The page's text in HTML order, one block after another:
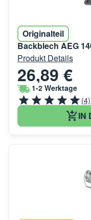
Originalteil
Backblech AEG
Produkt Details
26,89 €
1-2 Werktage
(4)
IN